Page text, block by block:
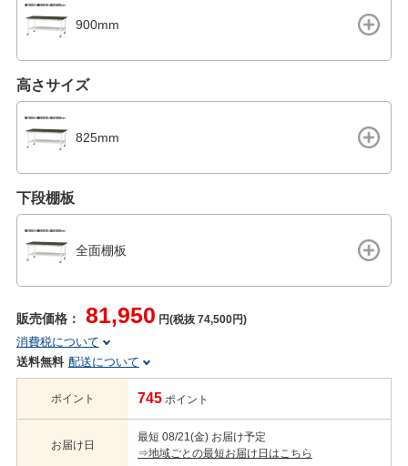
900mm
高さサイズ
825mm
下段棚板
全面棚板
販売価格： 81,950 円(税抜 74,500円)
消費税について
送料無料 配送について
ポイント 745 ポイント
お届け日
最短 08/21(金) お届け予定
⇒地域ごとの最短お届け日はこちら